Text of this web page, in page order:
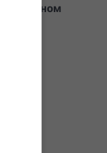
озоном